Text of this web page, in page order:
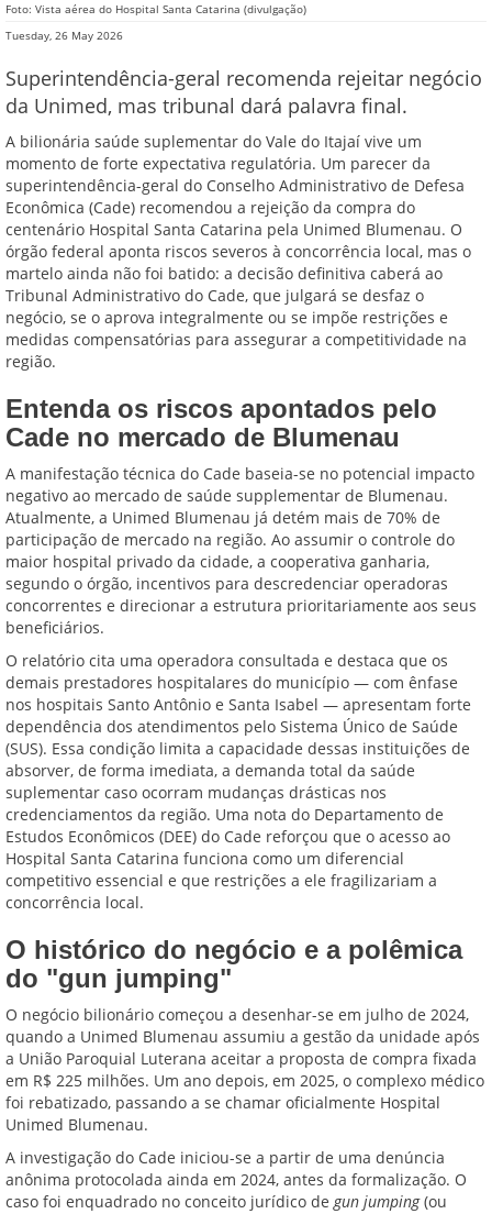
Foto: Vista aérea do Hospital Santa Catarina (divulgação)
Tuesday, 26 May 2026
Superintendência-geral recomenda rejeitar negócio
da Unimed, mas tribunal dará palavra final.
A bilionária saúde suplementar do Vale do Itajaí vive um
momento de forte expectativa regulatória. Um parecer da
superintendência-geral do Conselho Administrativo de Defesa
Econômica (Cade) recomendou a rejeição da compra do
centenário Hospital Santa Catarina pela Unimed Blumenau. O
órgão federal aponta riscos severos à concorrência local, mas o
martelo ainda não foi batido: a decisão definitiva caberá ao
Tribunal Administrativo do Cade, que julgará se desfaz o
negócio, se o aprova integralmente ou se impõe restrições e
medidas compensatórias para assegurar a competitividade na
região.
Entenda os riscos apontados pelo
Cade no mercado de Blumenau
A manifestação técnica do Cade baseia-se no potencial impacto
negativo ao mercado de saúde supplementar de Blumenau.
Atualmente, a Unimed Blumenau já detém mais de 70% de
participação de mercado na região. Ao assumir o controle do
maior hospital privado da cidade, a cooperativa ganharia,
segundo o órgão, incentivos para descredenciar operadoras
concorrentes e direcionar a estrutura prioritariamente aos seus
beneficiários.
O relatório cita uma operadora consultada e destaca que os
demais prestadores hospitalares do município — com ênfase
nos hospitais Santo Antônio e Santa Isabel — apresentam forte
dependência dos atendimentos pelo Sistema Único de Saúde
(SUS). Essa condição limita a capacidade dessas instituições de
absorver, de forma imediata, a demanda total da saúde
suplementar caso ocorram mudanças drásticas nos
credenciamentos da região. Uma nota do Departamento de
Estudos Econômicos (DEE) do Cade reforçou que o acesso ao
Hospital Santa Catarina funciona como um diferencial
competitivo essencial e que restrições a ele fragilizariam a
concorrência local.
O histórico do negócio e a polêmica
do "gun jumping"
O negócio bilionário começou a desenhar-se em julho de 2024,
quando a Unimed Blumenau assumiu a gestão da unidade após
a União Paroquial Luterana aceitar a proposta de compra fixada
em R$ 225 milhões. Um ano depois, em 2025, o complexo médico
foi rebatizado, passando a se chamar oficialmente Hospital
Unimed Blumenau.
A investigação do Cade iniciou-se a partir de uma denúncia
anônima protocolada ainda em 2024, antes da formalização. O
caso foi enquadrado no conceito jurídico degun jumping(ou